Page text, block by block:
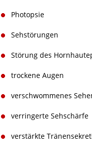
Photopsie
Sehstörungen
Störung des
trockene Augen
verschwommenes
verringerte Sehschärfe
verstärkte